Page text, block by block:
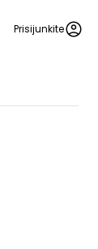
Prisijunkite